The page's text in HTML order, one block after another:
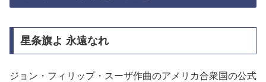
星条旗よ 永遠なれ
ジョン・フィリップ・スーザ作曲のアメリカ合衆国の公式